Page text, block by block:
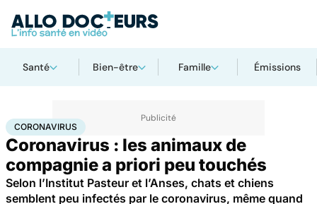
Santé Bien-être Famille Émissions
AccueilSantéMaladies Coronavirus
CORONAVIRUS
Coronavirus : les animaux de
compagnie a priori peu touchés
Selon l’Institut Pasteur et l’Anses, chats et chiens
semblent peu infectés par le coronavirus, même quand